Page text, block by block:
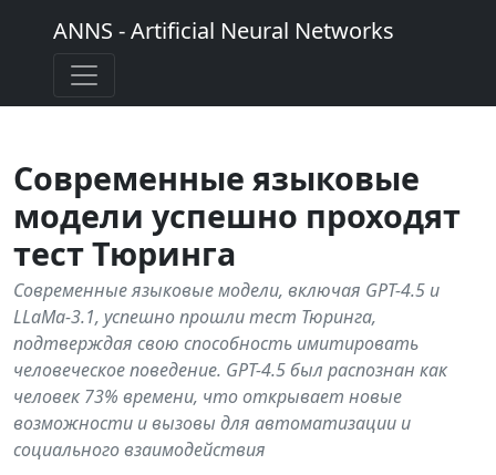
ANNS - Artificial Neural Networks
Современные языковые
модели успешно проходят
тест Тюринга
Современные языковые модели, включая GPT-4.5 и
LLaMa-3.1, успешно прошли тест Тюринга,
подтверждая свою способность имитировать
человеческое поведение. GPT-4.5 был распознан как
человек 73% времени, что открывает новые
возможности и вызовы для автоматизации и
социального взаимодействия